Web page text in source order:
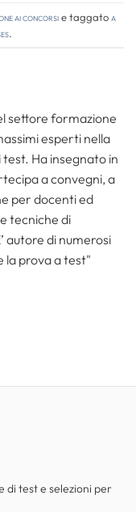
ai concorsie taggato a
.
settore formazione
esperti nella
Ha insegnato in
a convegni, a
per docenti ed
tecniche di
autore di numerosi
la prova a test"
di test e selezioni per